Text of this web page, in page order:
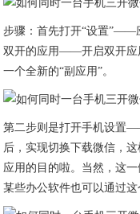
步骤：首先打开“设置
双开的应用——开启双开应
一个全新的“副应用”。
第二步则是打开手机设置
后，实现切换下载微信，
应用的目的啦。当然，这
某些办公软件也可以通过